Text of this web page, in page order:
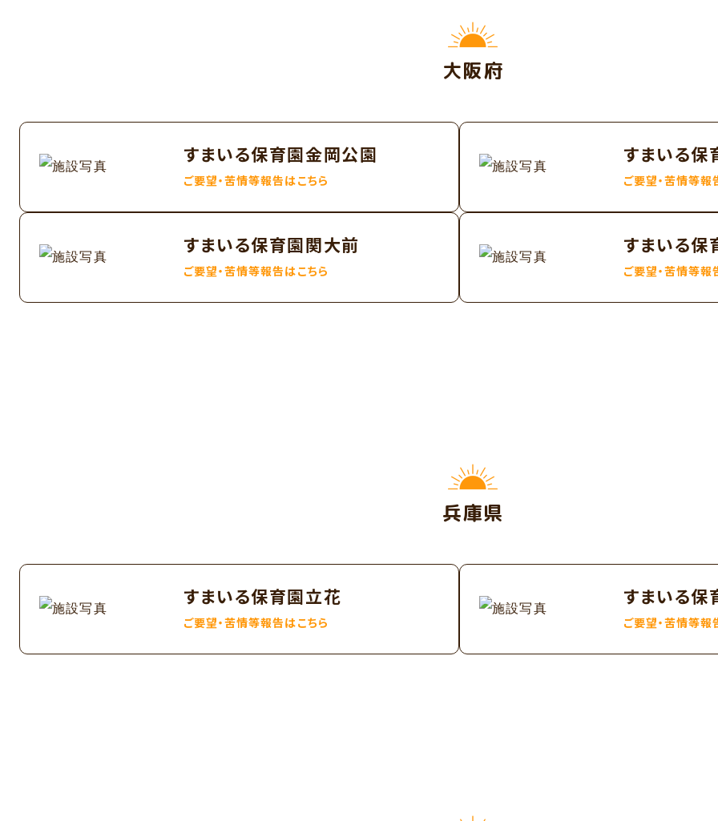
大阪府
すまいる保育園金岡公園
ご要望・苦情等報告はこちら
すまいる保
ご要望・苦情等報
すまいる保育園関大前
ご要望・苦情等報告はこちら
すまいる保
ご要望・苦情等報
兵庫県
すまいる保育園立花
ご要望・苦情等報告はこちら
すまいる保
ご要望・苦情等報